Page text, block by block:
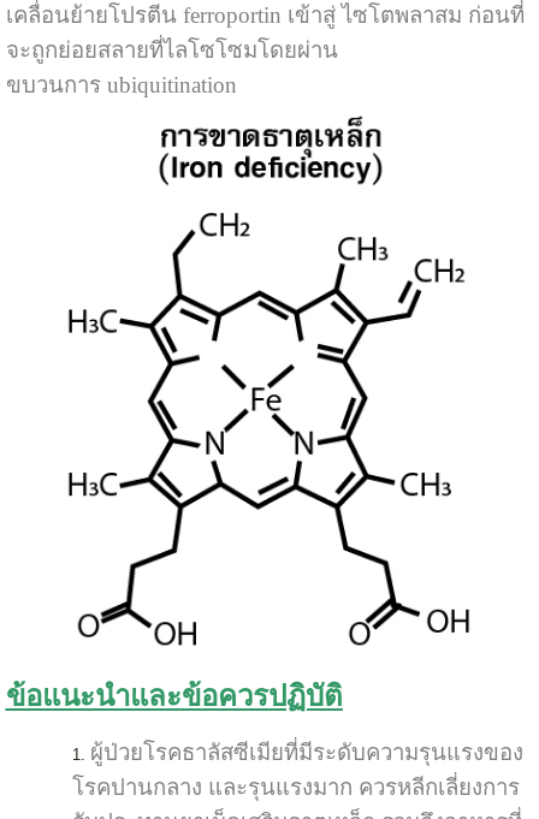
เคลื่อนย้ายโปรตีน ferroportin เข้าสู่ ไซโตพลาสม ก่อนที่
จะถูกย่อยสลายที่ไลโซโซมโดยผ่าน
ขบวนการ ubiquitination
ข้อแนะนำและข้อควรปฏิบัติ
ผู้ป่วยโรคธาลัสซีเมียที่มีระดับความรุนแรงของ
โรคปานกลาง และรุนแรงมาก ควรหลีกเลี่ยงการ